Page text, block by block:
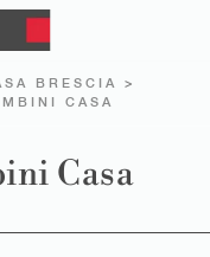
BRESCIA
>
CASA
Casa